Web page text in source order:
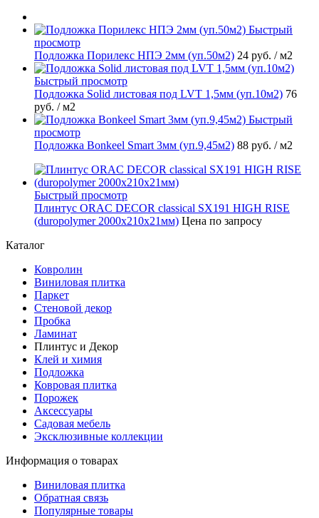
Быстрый
просмотр
Подложка Порилекс НПЭ 2мм (уп.50м2) 24 руб. / м2
Быстрый просмотр
Подложка Solid листовая под LVT 1,5мм (уп.10м2) 76
руб. / м2
Быстрый
просмотр
Подложка Bonkeel Smart 3мм (уп.9,45м2) 88 руб. / м2
Быстрый просмотр
Плинтус ORAC DECOR classical SX191 HIGH RISE
(duropolymer 2000х210х21мм) Цена по запросу
Каталог
Ковролин
Виниловая плитка
Паркет
Стеновой декор
Пробка
Ламинат
Плинтус и Декор
Клей и химия
Подложка
Ковровая плитка
Порожек
Аксессуары
Садовая мебель
Эксклюзивные коллекции
Информация о товарах
Виниловая плитка
Обратная связь
Популярные товары